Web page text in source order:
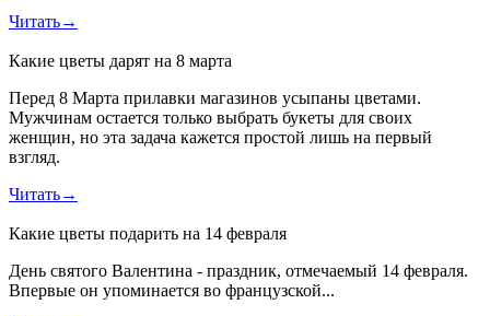
Читать→
Какие цветы дарят на 8 марта
Перед 8 Марта прилавки магазинов усыпаны цветами.
Мужчинам остается только выбрать букеты для своих
женщин, но эта задача кажется простой лишь на первый
взгляд.
Читать→
Какие цветы подарить на 14 февраля
День святого Валентина - праздник, отмечаемый 14 февраля.
Впервые он упоминается во французской...